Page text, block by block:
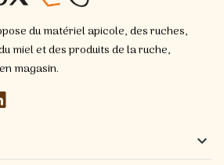
du matériel apicole, des ruches,
miel et des produits de la ruche,
magasin.
